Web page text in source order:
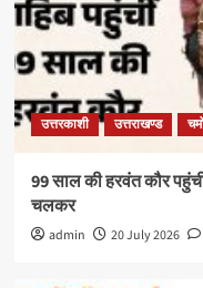
उत्तरकाशी उत्तराखण्ड
99 साल की हरवंत कौर
चलकर
admin 20 July 2026